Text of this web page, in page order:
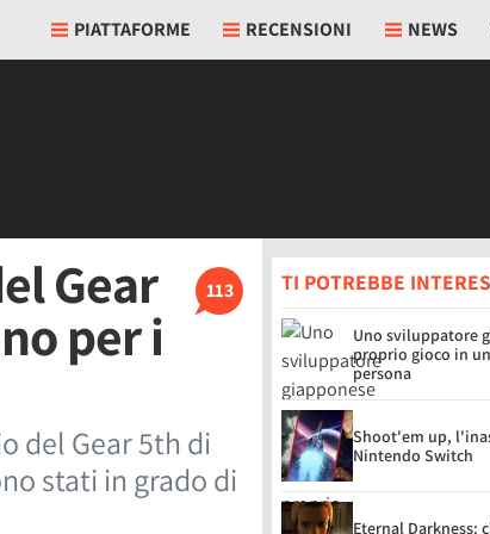
PIATTAFORME RECENSIONI NEWS
113
Gear
per i
del Gear 5th di
stati in grado di
TI POTREBBE
Uno sviluppatore
proprio gioco in
persona
Shoot'em up,
Nintendo Switch
Eternal Darkness: